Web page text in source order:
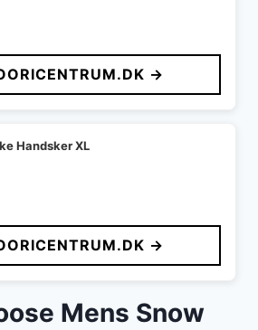
→
Handsker XL
→
Mens Snow